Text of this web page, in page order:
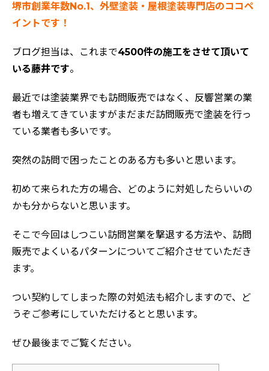
堺市創業年数No.1、外壁塗装・屋根塗装専門店のココペ
イントです！
ブログ担当は、これまで4500件の施工をさせて頂いて
いる藤井です。
最近では塗装業界でも訪問販売ではなく、反響営業の業
者も増えてきていますがまだまだ訪問販売で塗装を行っ
ている業者も多いです。
突然の訪問で困ったことのある方も多いと思います。
初めて来られた方の場合、どのように対処したらいいの
かも分からないと思います。
そこで今回はしつこい訪問営業を撃退する方法や、訪問
販売でよくいるパターンについてご紹介させていただき
ます。
つい契約してしまった際の対処法も紹介しますので、ど
うぞご参考にしていただけるとと思います。
ぜひ最後までご覧ください。